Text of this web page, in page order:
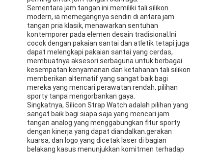
Beranda
Produk
Tentang Kami
Tur Pabrik
Kontrol kualitas
Hubungi Kami
Sementara jam tangan ini memiliki tali silikon
modern, ia memegangnya sendiri di antara jam
tangan pria klasik, menawarkan sentuhan
kontemporer pada elemen desain tradisional.Ini
cocok dengan pakaian santai dan atletik tetapi juga
dapat melengkapi pakaian santai yang cerdas,
membuatnya aksesori serbaguna untuk berbagai
kesempatan.kenyamanan dan ketahanan tali silikon
memberikan alternatif yang sangat baik bagi
mereka yang mencari perawatan rendah, pilihan
sporty tanpa mengorbankan gaya.
Singkatnya, Silicon Strap Watch adalah pilihan yang
sangat baik bagi siapa saja yang mencari jam
tangan analog yang menggabungkan fitur sporty
dengan kinerja yang dapat diandalkan.gerakan
kuarsa, dan logo yang dicetak laser di bagian
belakang kasus menunjukkan komitmen terhadap